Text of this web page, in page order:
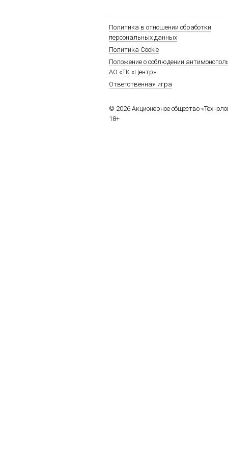
Политика в отношении обработки
персональных данных
Политика Cookie
Положение о соблюдении
АО «ТК «Центр»
Ответственная игра
© 2026 Акционерное общество
18+